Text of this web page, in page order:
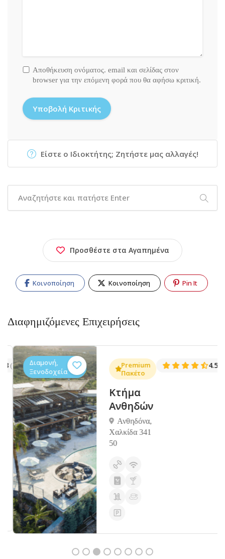
Αποθήκευση ονόματος. email και σελίδας στον
browser για την επόμενη φορά που θα αφήσω κριτική.
Είστε ο Ιδιοκτήτης; Ζητήστε μας αλλαγές!
Προσθέστε στα Αγαπημένα
Κοινοποίηση Κοινοποίηση Pin It
Διαφημιζόμενες Επιχειρήσεις
(1381) Διαμονή,
Ξενοδοχεία
Premium
Πακέτο
Κτήμα
Ανθηδών
Ανθηδόνα,
Χαλκίδα 341
50
4.5